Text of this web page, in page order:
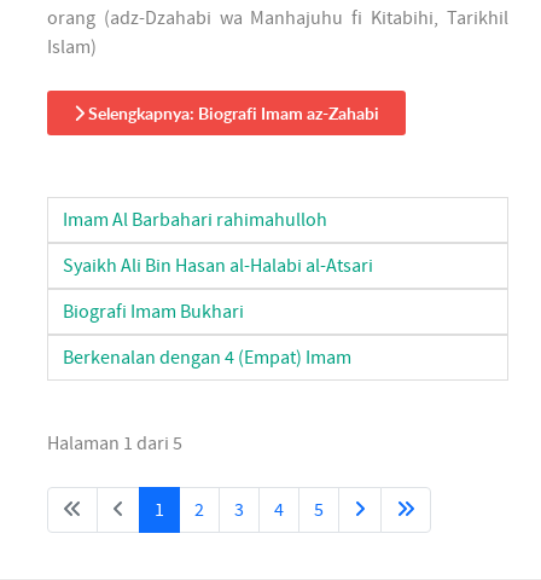
orang (adz-Dzahabi wa Manhajuhu fi Kitabihi, Tarikhil
Islam)
Selengkapnya: Biografi Imam az-Zahabi
Imam Al Barbahari rahimahulloh
Syaikh Ali Bin Hasan al-Halabi al-Atsari
Biografi Imam Bukhari
Berkenalan dengan 4 (Empat) Imam
Halaman 1 dari 5
1 2 3 4 5